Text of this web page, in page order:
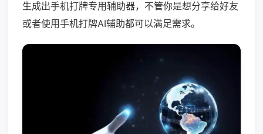
生成出手机打牌专用辅助器，不管你是想分享给好友
或者使用手机打牌AI辅助都可以满足需求。